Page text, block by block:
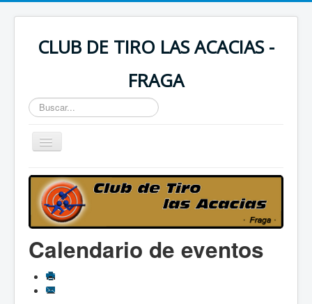
CLUB DE TIRO LAS ACACIAS -
FRAGA
Buscar...
Toggle
Navigation
Incio
Saludos Presidente
Historia del Club
Contactar
Instalaciones
Calendario
Calendario de eventos